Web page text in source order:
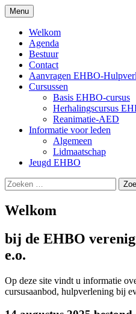
Ga
naar
inhoud
EHBO
Menu
Welkom
Agenda
Bestuur
Contact
Aanvragen EHBO-
Cursussen
Basis EHBO-cursus
Herhalingscursus
Reanimatie-AED
Informatie voor leden
Algemeen
Lidmaatschap
Jeugd EHBO
Zoeken
naar:
Welkom
bij de EHBO
e.o.
Op deze site vindt u informatie
cursusaanbod, hulpverlening bij